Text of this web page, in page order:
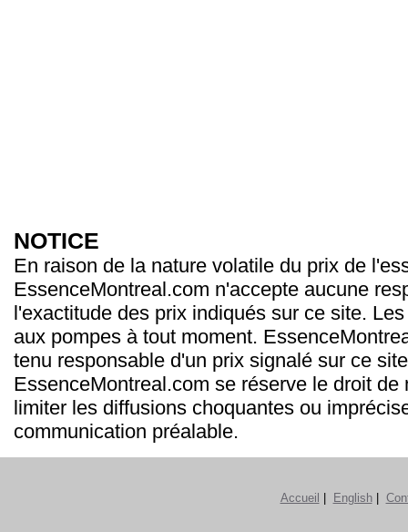
NOTICE
En raison de la nature volatile du prix de
EssenceMontreal.com n'accepte aucune
l'exactitude des prix indiqués sur ce site.
aux pompes à tout moment.
tenu responsable d'un prix signalé sur ce
EssenceMontreal.com se réserve le droit de
limiter les diffusions choquantes ou
communication préalable.
Accueil English|